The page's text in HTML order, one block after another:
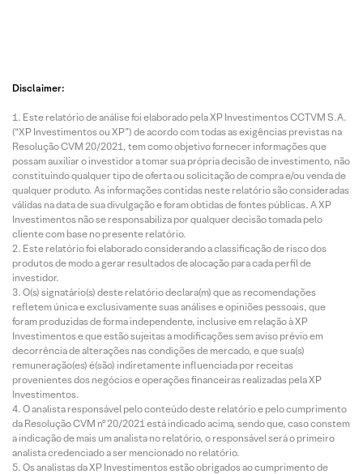
Disclaimer:
Este relatório de análise foi elaborado pela XP Investimentos CCTVM S.A.
(“XP Investimentos ou XP”) de acordo com todas as exigências previstas na
Resolução CVM 20/2021, tem como objetivo fornecer informações que
possam auxiliar o investidor a tomar sua própria decisão de investimento, não
constituindo qualquer tipo de oferta ou solicitação de compra e/ou venda de
qualquer produto. As informações contidas neste relatório são consideradas
válidas na data de sua divulgação e foram obtidas de fontes públicas. A XP
Investimentos não se responsabiliza por qualquer decisão tomada pelo
cliente com base no presente relatório.
Este relatório foi elaborado considerando a classificação de risco dos
produtos de modo a gerar resultados de alocação para cada perfil de
investidor.
O(s) signatário(s) deste relatório declara(m) que as recomendações
refletem única e exclusivamente suas análises e opiniões pessoais, que
foram produzidas de forma independente, inclusive em relação à XP
Investimentos e que estão sujeitas a modificações sem aviso prévio em
decorrência de alterações nas condições de mercado, e que sua(s)
remuneração(es) é(são) indiretamente influenciada por receitas
provenientes dos negócios e operações financeiras realizadas pela XP
Investimentos.
O analista responsável pelo conteúdo deste relatório e pelo cumprimento
da Resolução CVM nº 20/2021 está indicado acima, sendo que, caso constem
a indicação de mais um analista no relatório, o responsável será o primeiro
analista credenciado a ser mencionado no relatório.
Os analistas da XP Investimentos estão obrigados ao cumprimento de